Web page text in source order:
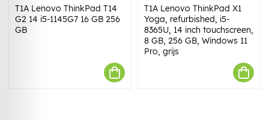
T1A Lenovo ThinkPad T14
G2 14 i5-1145G7 16 GB 256
GB
T1A Lenovo ThinkPad X1
Yoga, refurbished, i5-
8365U, 14 inch touchscreen,
8 GB, 256 GB, Windows 11
Pro, grijs